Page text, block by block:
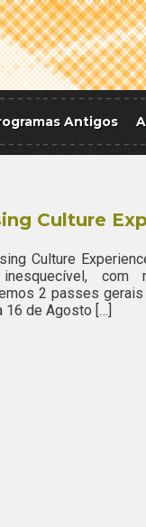
Antigos
Culture
Culture
com
2 passes
16 de Agosto […]